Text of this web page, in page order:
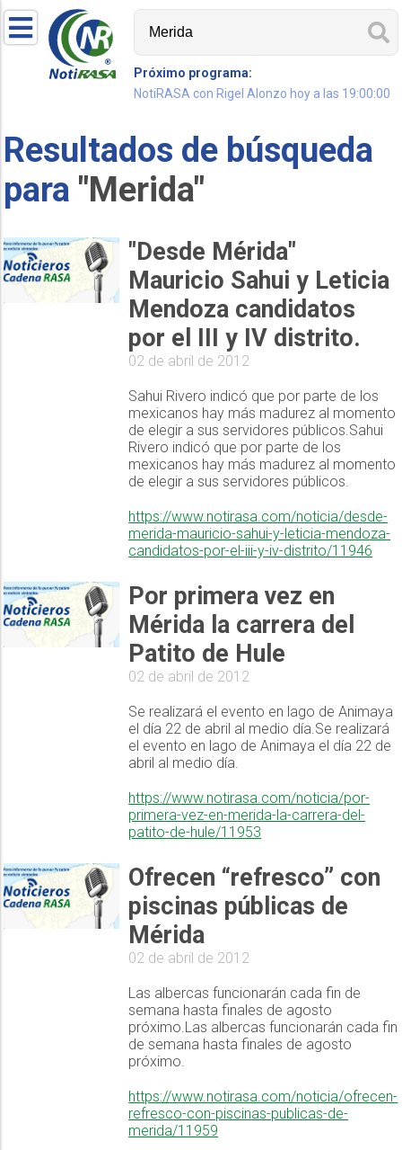
Próximo programa:
NotiRASA con Rigel Alonzo hoy a las 19:00:00
Resultados de búsqueda
para "Merida"
"Desde Mérida"
Mauricio Sahui y Leticia
Mendoza candidatos
por el III y IV distrito.
02 de abril de 2012
Sahui Rivero indicó que por parte de los
mexicanos hay más madurez al momento
de elegir a sus servidores públicos.Sahui
Rivero indicó que por parte de los
mexicanos hay más madurez al momento
de elegir a sus servidores públicos.
https://www.notirasa.com/noticia/desde-
merida-mauricio-sahui-y-leticia-mendoza-
candidatos-por-el-iii-y-iv-distrito/11946
Por primera vez en
Mérida la carrera del
Patito de Hule
02 de abril de 2012
Se realizará el evento en lago de Animaya
el día 22 de abril al medio día.Se realizará
el evento en lago de Animaya el día 22 de
abril al medio día.
https://www.notirasa.com/noticia/por-
primera-vez-en-merida-la-carrera-del-
patito-de-hule/11953
Ofrecen “refresco” con
piscinas públicas de
Mérida
02 de abril de 2012
Las albercas funcionarán cada fin de
semana hasta finales de agosto
próximo.Las albercas funcionarán cada fin
de semana hasta finales de agosto
próximo.
https://www.notirasa.com/noticia/ofrecen-
refresco-con-piscinas-publicas-de-
merida/11959